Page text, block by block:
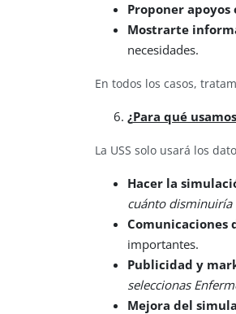
Proponer apoyos
Mostrarte
necesidades.
En todos los casos,
¿Para qué
La USS solo usará los
Hacer la
cuánto disminuiría
Comunicaciones
importantes.
Publicidad y
seleccionas
Mejora del